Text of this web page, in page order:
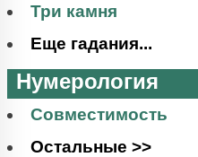
Три камня
Еще гадания...
Нумерология
Совместимость
Остальные >>